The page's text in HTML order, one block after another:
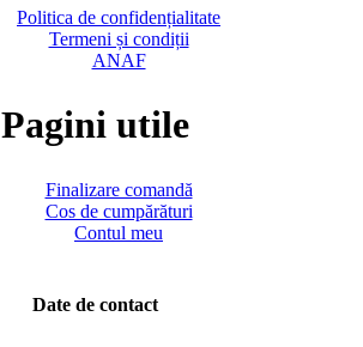
Politica de confidențialitate
Termeni și condiții
ANAF
Pagini utile
Finalizare comandă
Cos de cumpărături
Contul meu
Date de contact